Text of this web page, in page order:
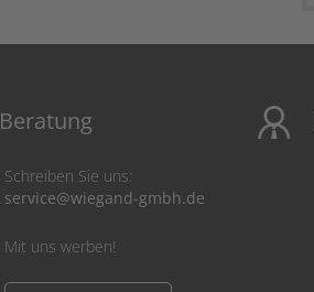
Beratung
Schreiben Sie uns:
service@wiegand-gmbh.de
Mit uns werben!